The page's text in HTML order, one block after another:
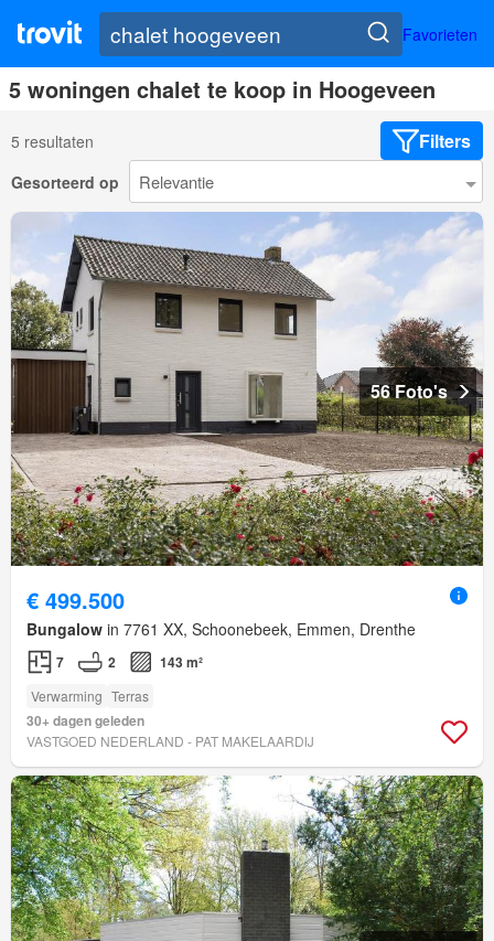
Favorieten
5 woningen chalet te koop in Hoogeveen
5 resultaten Filters
Gesorteerd op
56 Foto's
€ 499.500
Bungalow in 7761 XX, Schoonebeek, Emmen, Drenthe
7 2 143 m²
Verwarming Terras
30+ dagen geleden
VASTGOED NEDERLAND - PAT MAKELAARDIJ